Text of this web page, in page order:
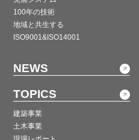
100年の技術
地域と共生する
ISO9001&ISO14001
NEWS
TOPICS
建築事業
土木事業